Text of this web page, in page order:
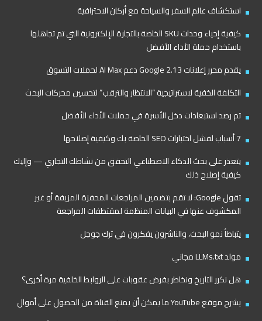
استكشاف عالم السفر والسياحة مع أركان الاحترافية
كيفية إحياء وحدات SKU الخاصة بالتجارة الإلكترونية التي تم تجاهلها
باستخدام حملة الأداء الأفضل
يقدم محرر إعلانات Google 2.13 دعم AI Max لحملات التسوق
التكلفة الخفية لاستراتيجية “الانتظار والترقب” لتحسين محركات البحث
تم رصد استبعادات دخل الأسرة في حملات الأداء الأفضل
7 أسباب لفشل اختبارات SEO الخاصة بك وكيفية إصلاحها
يتعذر على بحث الذكاء الاصطناعي التحقق من نشاطك التجاري — وإليك
كيفية إصلاح ذلك
تقول Google: لا تقم بتضمين المراجعات المحفزة المزيفة أو غير
المكشوف عنها في البيانات المنظمة لمقتطفات المراجعة
يتباطأ نمو البحث، والناشرون يفكرون في ترك جوجل
مولد LLMs.txt مجاني
هل نكرر التاريخ ونخاطر بفرض عقوبات على الروابط الخلفية مرة أخرى؟
يشرح موقع YouTube ما يمكن أن يمنع القناة من الحصول على أموال